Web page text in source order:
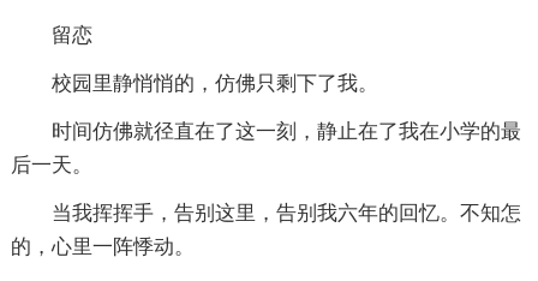
留恋
校园里静悄悄的，仿佛只剩下了我。
时间仿佛就径直在了这一刻，静止在了我在小学的最
后一天。
当我挥挥手，告别这里，告别我六年的回忆。不知怎
的，心里一阵悸动。